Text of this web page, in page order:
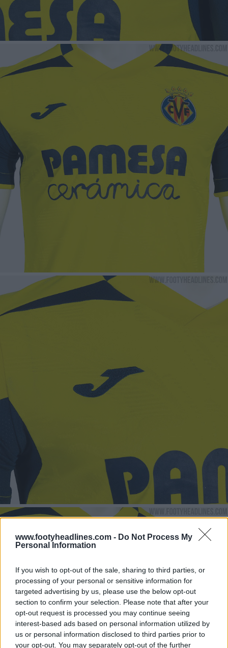
www.footyheadlines.com - Do Not Process My
Personal Information
If you wish to opt-out of the sale, sharing to third parties, or
processing of your personal or sensitive information for
targeted advertising by us, please use the below opt-out
section to confirm your selection. Please note that after your
opt-out request is processed you may continue seeing
interest-based ads based on personal information utilized by
us or personal information disclosed to third parties prior to
your opt-out. You may separately opt-out of the further